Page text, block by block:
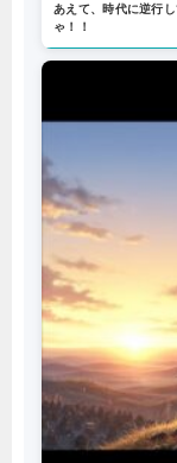
あえて、時代に逆行
ゃ！！